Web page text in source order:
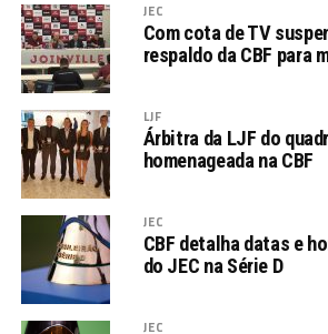
JEC
Com cota de TV
respaldo da CBF para
LJF
Árbitra da LJF do
homenageada na CBF
JEC
CBF detalha datas e
do JEC na Série D
JEC